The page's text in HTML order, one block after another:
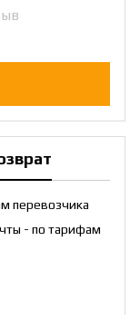
перевозчика
- по тарифам